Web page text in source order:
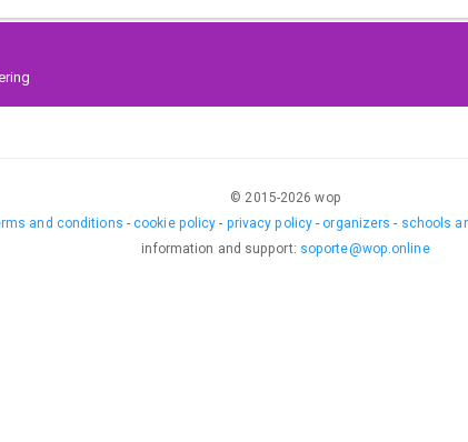
© 2015-2026 wop
and conditions -cookie policy - privacy policy - organizers - schools
information and support: soporte@wop.online